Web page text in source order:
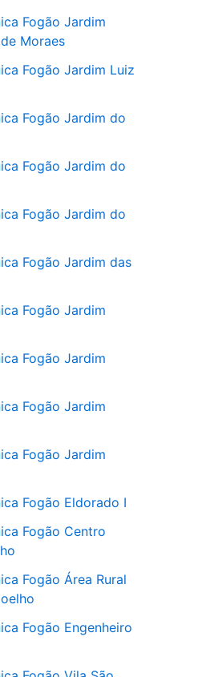
Fogão Jardim
Moraes
Fogão Jardim Luiz
Fogão Jardim do
Fogão Jardim do
Fogão Jardim do
Fogão Jardim das
Fogão Jardim
Fogão Jardim
Fogão Jardim
Fogão Jardim
Fogão Eldorado I
Fogão Centro
Fogão Área Rural
Fogão Engenheiro